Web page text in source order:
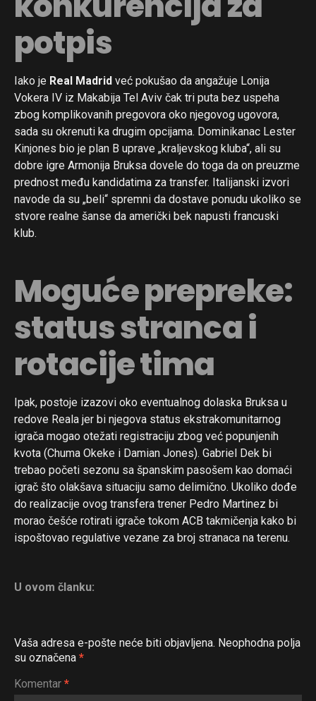
potpis
Iako je Real Madrid već pokušao da angažuje Lonija
Vokera IV iz Makabija Tel Aviv čak tri puta bez uspeha
zbog komplikovanih pregovora oko njegovog ugovora,
sada su okrenuti ka drugim opcijama. Dominikanac Lester
Kinjones bio je plan B uprave „kraljevskog kluba“, ali su
dobre igre Armonija Bruksa dovele do toga da on preuzme
prednost među kandidatima za transfer. Italijanski izvori
navode da su „beli“ spremni da dostave ponudu ukoliko se
stvore realne šanse da američki bek napusti francuski
klub.
Moguće prepreke:
status stranca i
rotacije tima
Ipak, postoje izazovi oko eventualnog dolaska Bruksa u
redove Reala jer bi njegova status ekstrakomunitarnog
igrača mogao otežati registraciju zbog već popunjenih
kvota (Chuma Okeke i Damian Jones). Gabriel Dek bi
trebao početi sezonu sa španskim pasošem kao domaći
igrač što olakšava situaciju samo delimično. Ukoliko dođe
do realizacije ovog transfera trener Pedro Martinez bi
morao češće rotirati igrače tokom ACB takmičenja kako bi
ispoštovao regulative vezane za broj stranaca na terenu.
U ovom članku:
Vaša adresa e-pošte neće biti objavljena. Neophodna polja
su označena *
Komentar *